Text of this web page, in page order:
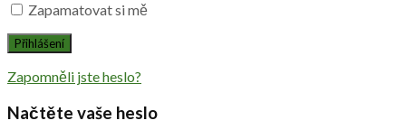
Zapamatovat si mě
Zapomněli jste heslo?
Načtěte vaše heslo